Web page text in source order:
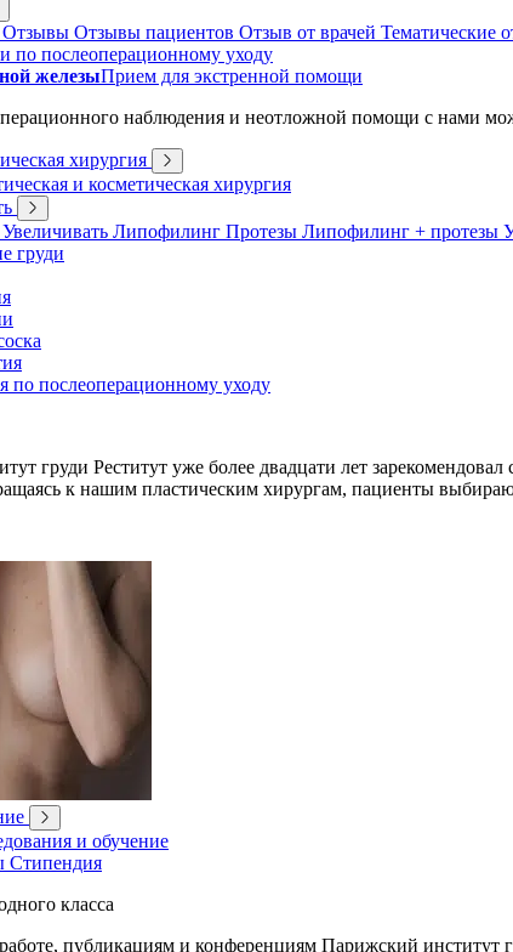
Отзывы Отзывы пациентов Отзыв от врачей Тематические
по послеоперационному уходу
железыПрием для экстренной помощи
наблюдения и неотложной помощи с нами
хирургия
и косметическая хирургия
Увеличивать Липофилинг Протезы Липофилинг + протезы
груди
по послеоперационному уходу
груди Реститут уже более двадцати лет
к нашим пластическим хирургам, пациенты
и обучение
Стипендия
класса
публикациям и конференциям Парижский институт